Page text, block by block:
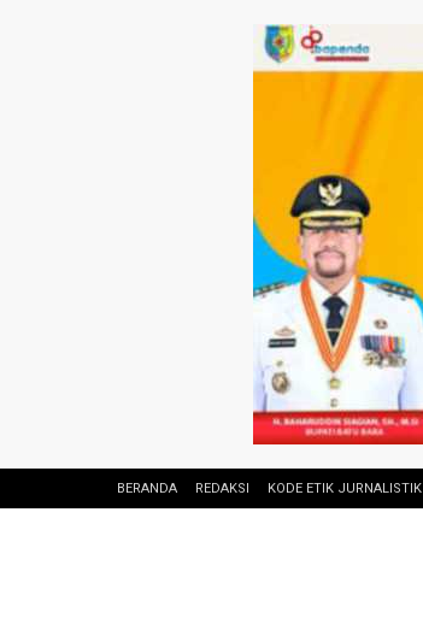
BERANDA REDAKSI KODE ETIK JURNALISTIK